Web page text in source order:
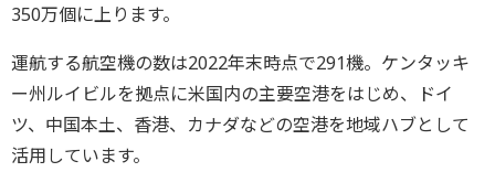
350万個に上ります。
運航する航空機の数は2022年末時点で291機。ケンタッキ
ー州ルイビルを拠点に米国内の主要空港をはじめ、ドイ
ツ、中国本土、香港、カナダなどの空港を地域ハブとして
活用しています。